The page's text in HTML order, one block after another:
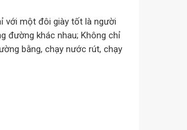
với một đôi giày tốt là người
đường khác nhau; Không chỉ
bằng, chạy nước rút, chạy